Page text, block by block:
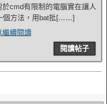
cmd有限制的電腦實在讓人
個方法，用bat批[……]
繼續閱讀
閱讀帖子